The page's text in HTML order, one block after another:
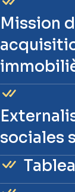
Mission
sociales